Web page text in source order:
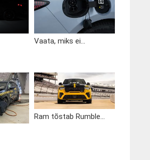
Vaata, miks ei...
Ram tõstab Rumble...